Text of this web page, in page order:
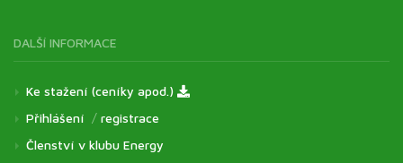
DALŠÍ INFORMACE
Ke stažení (ceníky apod.)
Přihlášení / registrace
Členství v klubu Energy